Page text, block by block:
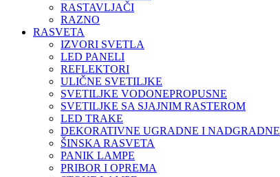
RASTAVLJAČI
RAZNO
RASVETA
IZVORI SVETLA
LED PANELI
REFLEKTORI
ULIČNE SVETILJKE
SVETILJKE VODONEPROPUSNE
SVETILJKE SA SJAJNIM RASTEROM
LED TRAKE
DEKORATIVNE UGRADNE I NADGRADNE
ŠINSKA RASVETA
PANIK LAMPE
PRIBOR I OPREMA